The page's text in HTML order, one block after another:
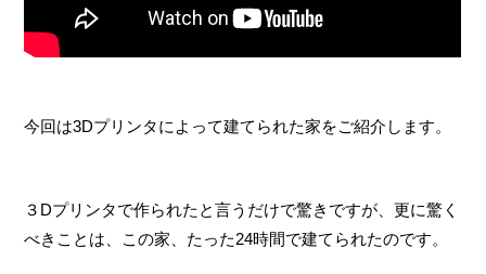
今回は3Dプリンタによって建てられた家をご紹介します。
３Dプリンタで作られたと言うだけで驚きですが、更に驚く
べきことは、この家、たった24時間で建てられたのです。